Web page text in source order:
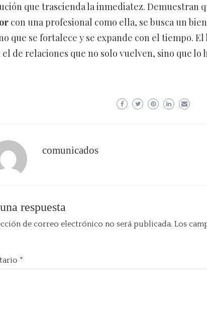
que trascienda la inmediatez. Demuestran
con una profesional como ella, se busca un
que se fortalece y se expande con el tiempo.
el de relaciones que no solo vuelven, sino que lo
comunicados
respuesta
de correo electrónico no será publicada. Los
*